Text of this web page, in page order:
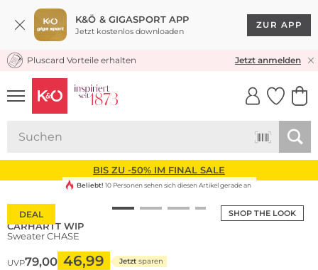
K&Ö & GIGASPORT APP
Jetzt kostenlos downloaden
ZUR APP
KOSTENLOSER VERSAND* & RÜCKVERSAND
Pluscard Vorteile erhalten Jetzt anmelden
UNSERE APP
CLICK &
BIS ZU -50% IM FINAL SALE
SHOP THE LOOK
DEAL
Beliebt! 10 Personen sehen sich diesen Artikel gerade an
CARHARTT WIP
Sweater CHASE
UVP79,00 46,99 Jetzt sparen